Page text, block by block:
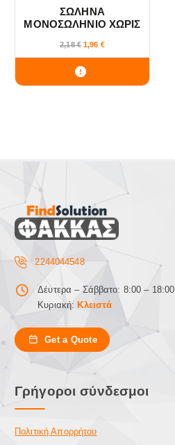
ΣΩΛΗΝΑ
ΜΟΝΟΣΩΛΗΝΙΟ ΧΩΡΙΣ
ΖΕΣΤΟΥ-ΚΡΥΟΥ
2,18€ 1,96 €
2244044548
Δέυτερα – Σάββατο: 8:00 – 18:00,
Κυριακή: Κλειστά
Get a Quote
Γρήγοροι σύνδεσμοι
Πολιτική Απορρήτου